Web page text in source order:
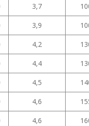
3,7
3,9
4,2
4,4
4,5
4,6
4,6